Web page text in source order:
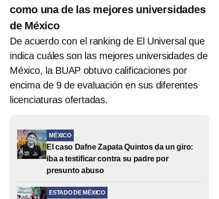
como una de las mejores universidades
de México
De acuerdo con el ranking de El Universal que
indica cuáles son las mejores universidades de
México, la BUAP obtuvo calificaciones por
encima de 9 de evaluación en sus diferentes
licenciaturas ofertadas.
MÉXICO
El caso Dafne Zapata Quintos da un giro:
iba a testificar contra su padre por
presunto abuso
ESTADO DE MÉXICO